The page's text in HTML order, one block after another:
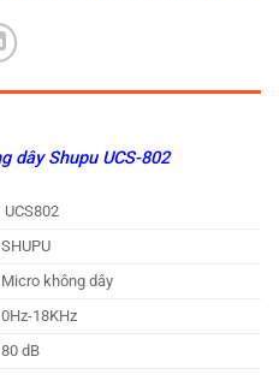
dây Shupu UCS-802
UCS802
SHUPU
Micro không dây
0Hz-18KHz
80 dB